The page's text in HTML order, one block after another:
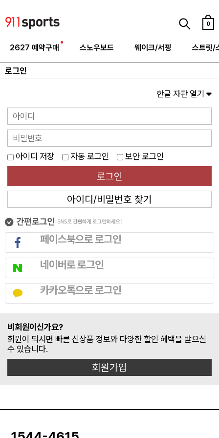
0
2627 예약구매 스노우보드 웨이크/서핑 스트릿/
로그인
한글 자판 열기
아이디 저장 자동 로그인 보안 로그인
로그인
아이디/비밀번호 찾기
페이스북으로 로그인
네이버로 로그인
카카오톡으로 로그인
비회원이신가요?
회원이 되시면 빠른 신상품 정보와 다양한 할인 혜택을 받으실
수 있습니다.
회원가입